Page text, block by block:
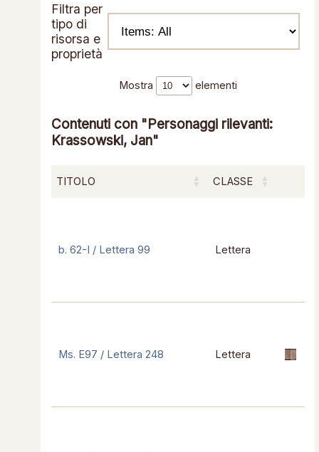
Filtra per
tipo di
risorsa e
proprietà
Mostra elementi
Contenuti con "Personaggi rilevanti:
Krassowski, Jan"
TITOLO CLASSE
b. 62-I / Lettera 99 Lettera
Ms. E97 / Lettera 248 Lettera